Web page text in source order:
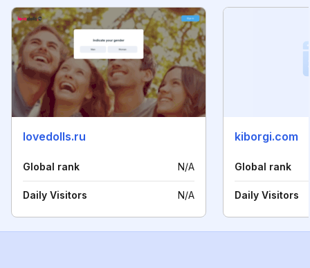
lovedolls.ru
Global rank N/A
Daily Visitors N/A
kiborgi.com
Global rank
Daily Visitors